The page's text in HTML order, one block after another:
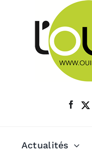
Actualités